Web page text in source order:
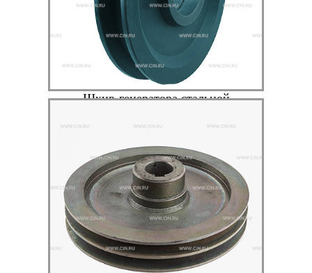
Шкив-генератора стальной